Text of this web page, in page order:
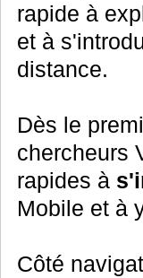
rapide à
et à
distance.
Dès le
chercheurs
rapides à
Mobile et à
Côté